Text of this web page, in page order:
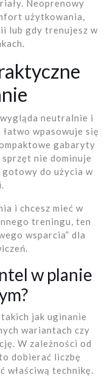
Neoprenowy
użytkowania,
lub gdy trenujesz w
neutralnie i
łatwo wpasowuje się
gabaryty
nie dominuje
do użycia w
i chcesz mieć w
treningu, ten
wsparcia” dla
w planie
jak uginanie
wariantach czy
W zależności od
dobierać liczbę
właściwą technikę.